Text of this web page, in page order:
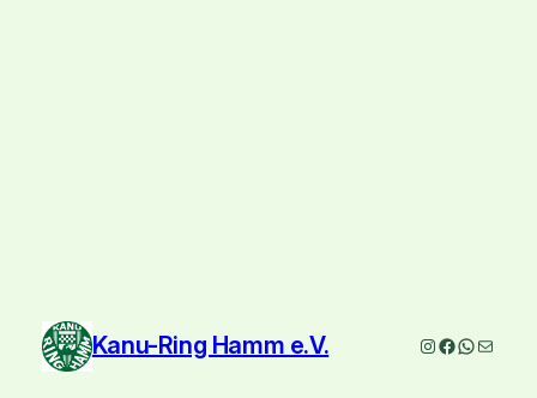
Kanu-Ring Hamm e.V. Instagram
Facebook
E-Mail